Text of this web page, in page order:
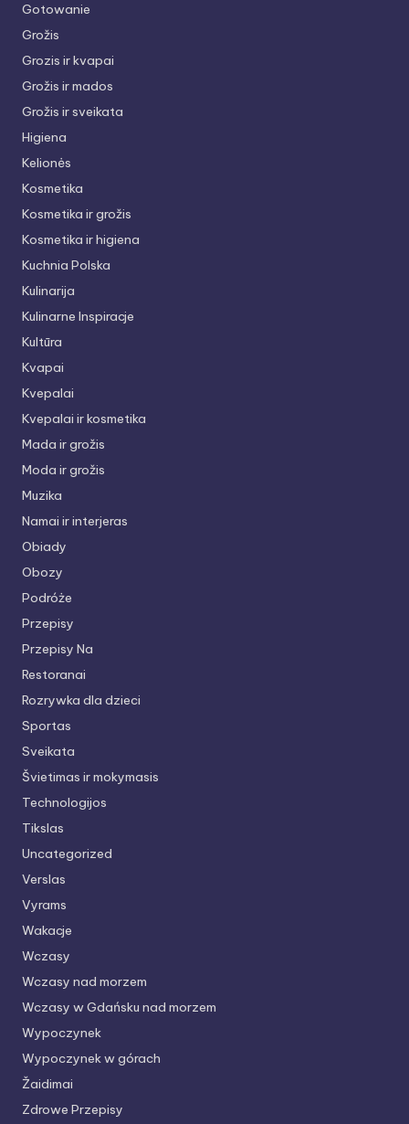
Gotowanie
Grožis
Grozis ir kvapai
Grožis ir mados
Grožis ir sveikata
Higiena
Kelionės
Kosmetika
Kosmetika ir grožis
Kosmetika ir higiena
Kuchnia Polska
Kulinarija
Kulinarne Inspiracje
Kultūra
Kvapai
Kvepalai
Kvepalai ir kosmetika
Mada ir grožis
Moda ir grožis
Muzika
Namai ir interjeras
Obiady
Obozy
Podróże
Przepisy
Przepisy Na
Restoranai
Rozrywka dla dzieci
Sportas
Sveikata
Švietimas ir mokymasis
Technologijos
Tikslas
Uncategorized
Verslas
Vyrams
Wakacje
Wczasy
Wczasy nad morzem
Wczasy w Gdańsku nad morzem
Wypoczynek
Wypoczynek w górach
Žaidimai
Zdrowe Przepisy